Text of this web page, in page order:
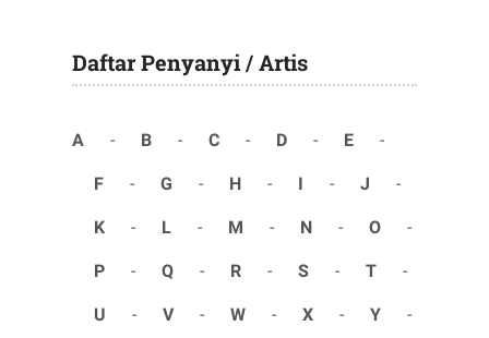
Daftar Penyanyi / Artis
A - B - C - D - E -
F - G - H - I - J -
K - L - M - N - O -
P - Q - R - S - T -
U - V - W - X - Y -